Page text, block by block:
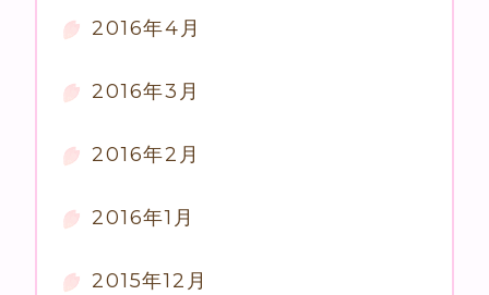
2016年4月
2016年3月
2016年2月
2016年1月
2015年12月